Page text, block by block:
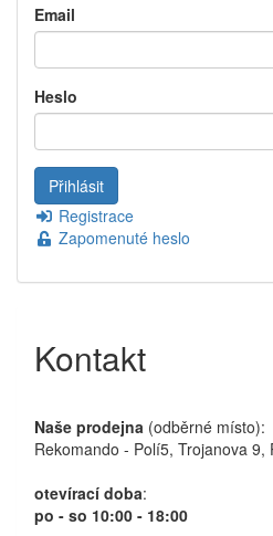
Email
Heslo
Registrace
Zapomenuté heslo
Kontakt
Naše prodejna (odběrné místo):
Rekomando - Polí5, Trojanova
otevírací doba:
po - so 10:00 - 18:00